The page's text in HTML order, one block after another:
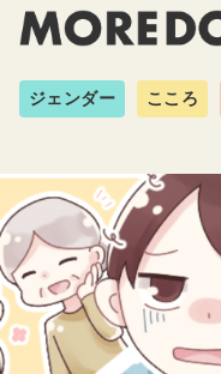
ジェンダー こころ